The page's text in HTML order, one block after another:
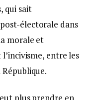
qui sait
électorale dans
morale et
entre les
plus prendre en